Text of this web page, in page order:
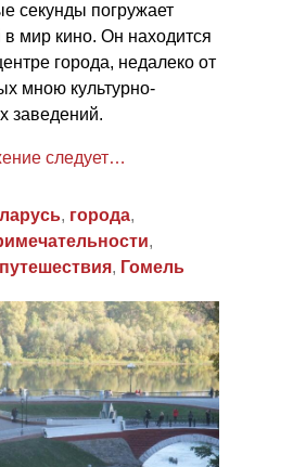
секунды погружает
в мир кино. Он находится
города, недалеко от
мною культурно-
заведений.
следует…
, города,
,
путешествия, Гомель